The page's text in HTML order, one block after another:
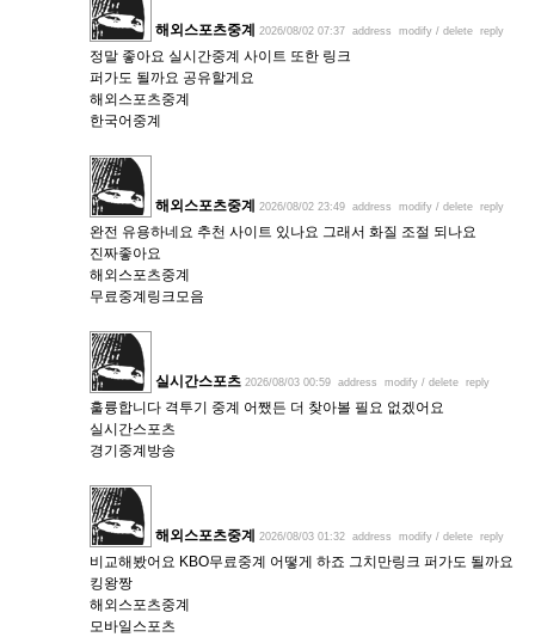
해외스포츠중계 2026/08/02 07:37 address modify / delete reply
정말 좋아요 실시간중계 사이트 또한 링크
퍼가도 될까요 공유할게요
해외스포츠중계
한국어중계
해외스포츠중계 2026/08/02 23:49 address modify / delete reply
완전 유용하네요 추천 사이트 있나요 그래서 화질 조절 되나요
진짜좋아요
해외스포츠중계
무료중계링크모음
실시간스포츠 2026/08/03 00:59 address modify / delete reply
훌륭합니다 격투기 중계 어쨌든 더 찾아볼 필요 없겠어요
실시간스포츠
경기중계방송
해외스포츠중계 2026/08/03 01:32 address modify / delete reply
비교해봤어요 KBO무료중계 어떻게 하죠 그치만링크 퍼가도 될까요
킹왕짱
해외스포츠중계
모바일스포츠